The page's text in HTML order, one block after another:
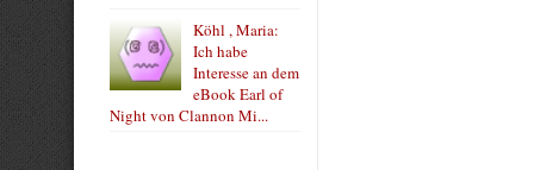
Köhl , Maria:
Ich habe
Interesse an dem
eBook Earl of
Night von Clannon Mi...